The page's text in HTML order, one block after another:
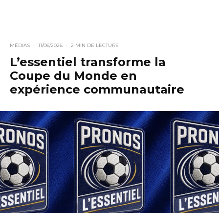
MÉDIAS · 11/06/2026 · 2 MIN DE LECTURE
L’essentiel transforme la
Coupe du Monde en
expérience communautaire